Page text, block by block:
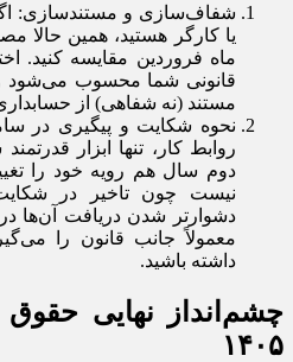
شفاف‌سازی و مستندسازی:
ماه فروردین مقایسه کنید.
قانونی شما محسوب می‌شود
مستند (نه شفاهی) از
نحوه شکایت و پیگیری در
روابط کار، تنها ابزار
دوم سال هم رویه خود را
نیست چون تاخیر در
دشوارتر شدن دریافت آن‌ها در
معمولاً جانب قانون را
داشته باشید.
چشم‌انداز نهایی
۱۴۰۵